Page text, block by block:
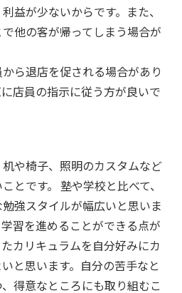
益が少ないからです。また、
他の客が帰ってしまう場合が
ら退店を促される場合があり
店員の指示に従う方が良いで
や椅子、照明のカスタムなど
とです。 塾や学校と比べて、
強スタイルが幅広いと思いま
習を進めることができる点が
カリキュラムを自分好みにカ
と思います。自分の苦手なと
得意なところにも取り組むこ